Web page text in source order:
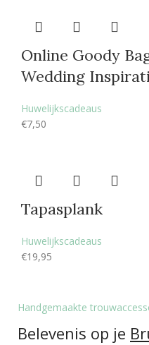
Online Goody
Wedding
Huwelijkscadeaus
€7,50
Tapasplank
Huwelijkscadeaus
€19,95
Handgemaakte
Belevenis op je